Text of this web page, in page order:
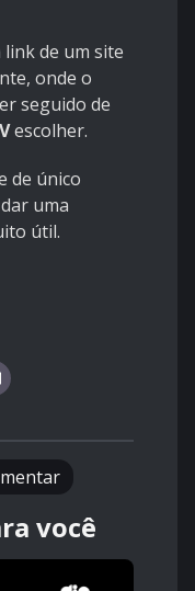
de um site
onde o
seguido de
escolher.
de único
uma
útil.
você